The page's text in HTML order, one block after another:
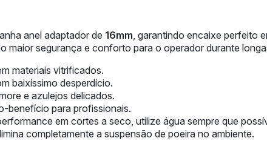
anel adaptador de 16mm, garantindo encaixe perfeito
segurança e conforto para o operador durante
materiais vitrificados.
baixíssimo desperdício.
e azulejos delicados.
benefício para profissionais.
em cortes a seco, utilize água sempre que
completamente a suspensão de poeira no ambiente.